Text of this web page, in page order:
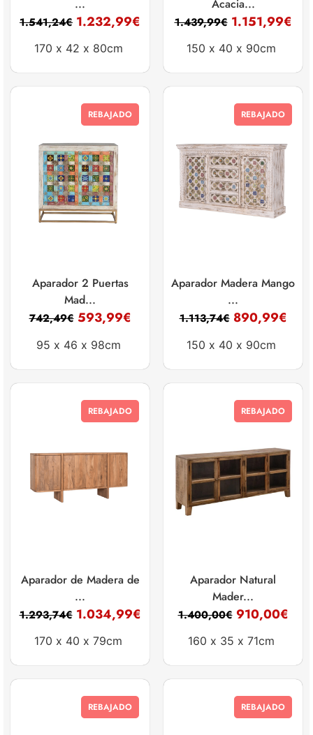
...
1.541,24€ 1.232,99€
170 x 42 x 80cm
Acacia...
1.439,99€ 1.151,99€
150 x 40 x 90cm
REBAJADO
Aparador 2 Puertas
Mad...
742,49€ 593,99€
95 x 46 x 98cm
REBAJADO
Aparador Madera Mango
...
1.113,74€ 890,99€
150 x 40 x 90cm
REBAJADO
Aparador de Madera de
...
1.293,74€ 1.034,99€
170 x 40 x 79cm
REBAJADO
Aparador Natural
Mader...
1.400,00€ 910,00€
160 x 35 x 71cm
REBAJADO REBAJADO